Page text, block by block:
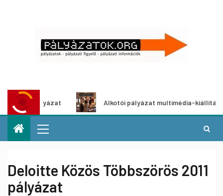
Alkotói pályázat multimédia-kiállításhoz
Deloitte Közös Többszörös 2011
pályázat